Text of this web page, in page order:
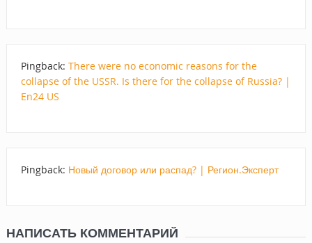
Pingback: There were no economic reasons for the
collapse of the USSR. Is there for the collapse of Russia? |
En24 US
Pingback: Новый договор или распад? | Регион.Эксперт
НАПИСАТЬ КОММЕНТАРИЙ